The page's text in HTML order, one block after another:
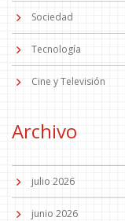
Sociedad
Tecnología
Cine y Televisión
Archivo
julio 2026
junio 2026